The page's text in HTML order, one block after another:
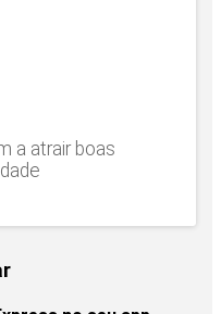
a atrair boas